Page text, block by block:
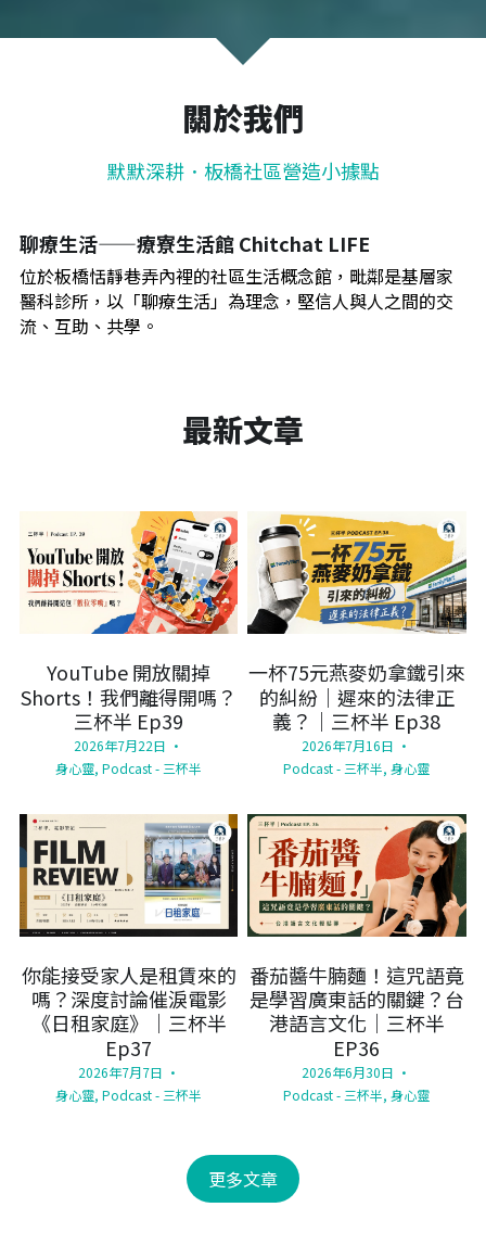
關於我們
默默深耕．板橋社區營造小據點
聊療生活——療寮生活館 Chitchat LIFE
位於板橋恬靜巷弄內裡的社區生活概念館，毗鄰是基層家
醫科診所，以「聊療生活」為理念，堅信人與人之間的交
流、互助、共學。
最新文章
YouTube 開放關掉
Shorts！我們離得開嗎？
三杯半 Ep39
2026年7月22日 ·
身心靈, Podcast - 三杯半
你能接受家人是租賃來的
嗎？深度討論催淚電影
《日租家庭》｜三杯半
Ep37
2026年7月7日 ·
身心靈, Podcast - 三杯半
一杯75元燕麥奶拿鐵引來
的糾紛｜遲來的法律正
義？｜三杯半 Ep38
2026年7月16日 ·
Podcast - 三杯半, 身心靈
番茄醬牛腩麵！這咒語竟
是學習廣東話的關鍵？台
港語言文化｜三杯半
EP36
2026年6月30日 ·
Podcast - 三杯半, 身心靈
更多文章